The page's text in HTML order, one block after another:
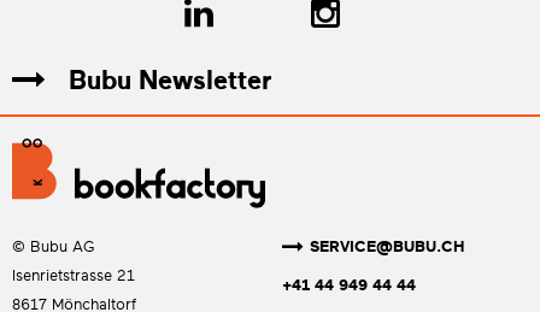
Bubu Newsletter
© Bubu AG
Isenrietstrasse 21
8617 Mönchaltorf
SERVICE@BUBU.CH
+41 44 949 44 44